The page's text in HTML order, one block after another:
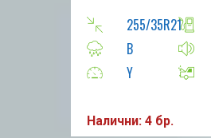
255/35R21
B
Y
Налични: 4 бр.